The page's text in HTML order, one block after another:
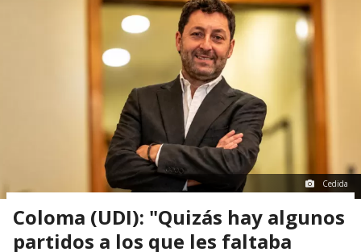
Cedida
Coloma (UDI): "Quizás hay algunos
partidos a los que les faltaba